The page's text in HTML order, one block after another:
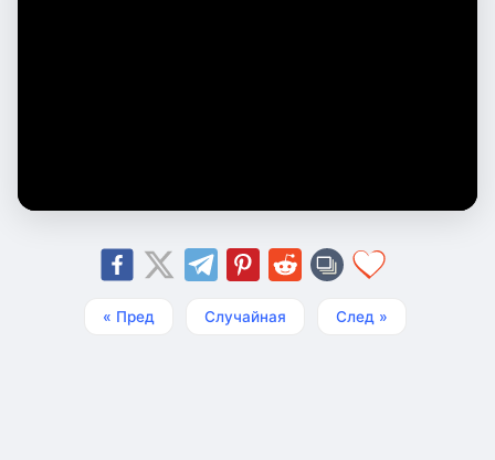
« Пред Случайная След »